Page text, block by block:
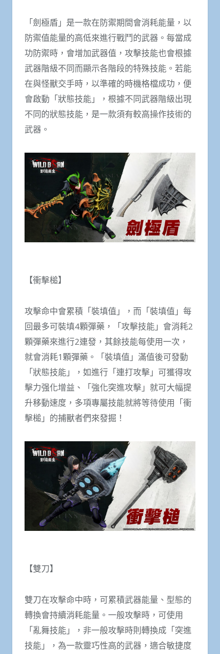
「劍極盾」是一款在防禦期間會消耗能量，以
防禦值能量的高低來進行戰鬥的武器。每當成
功防禦時，會增加武器值，攻擊技能也會根據
武器階級不同而顯示各階段的特殊技能。若能
在與怪獸交手時，以準確的時機格檔成功，便
會啟動「狀態技能」，根據不同武器階級出現
不同的狀態技能，是一款須有較高操作技術的
武器。
【衝擊槌】
攻擊命中會累積「裝填值」，而「裝填值」每
回最多可裝填4顆彈藥，「攻擊技能」會消耗2
顆彈藥來進行2連發，其餘技能每使用一次，
就會消耗1顆彈藥。「裝填值」滿值後可發動
「狀態技能」，如進行「連打攻擊」可獲得攻
擊力强化增益、「強化突進攻擊」就可大幅提
升移動速度，多項專屬技能就將等待使用「衝
擊槌」的捕獸者們來發掘！
【雙刀】
雙刀在攻擊命中時，可累積武器能量、型態的
轉換會持續消耗能量。一般攻擊時，可使用
「亂舞技能」，非一般攻擊時則轉換成「突進
技能」，為一款靈巧性高的武器，適合敏捷度